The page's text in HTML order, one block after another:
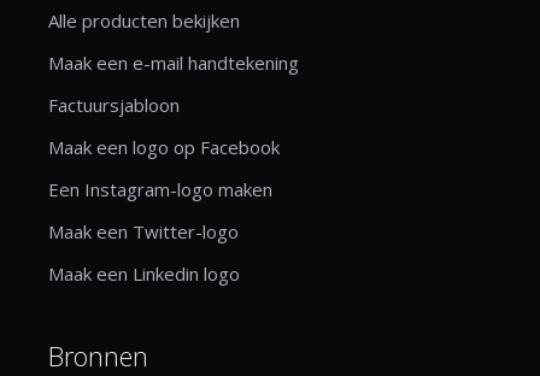
Alle producten bekijken
Maak een e-mail handtekening
Factuursjabloon
Maak een logo op Facebook
Een Instagram-logo maken
Maak een Twitter-logo
Maak een Linkedin logo
Bronnen